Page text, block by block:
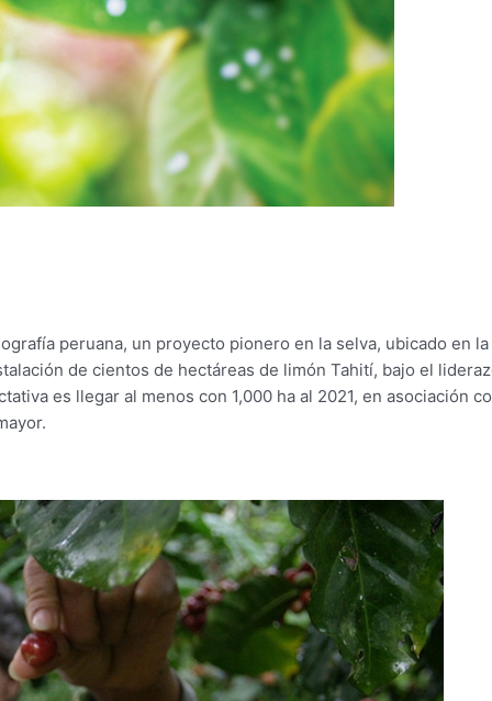
peruana, un proyecto pionero en la selva, ubicado en la
de cientos de hectáreas de limón Tahití, bajo el
es llegar al menos con 1,000 ha al 2021, en asociación